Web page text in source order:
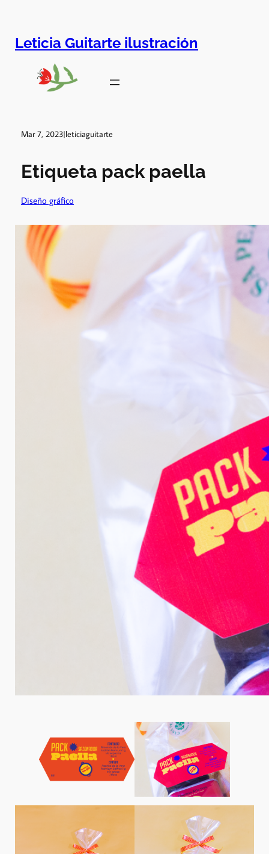
Leticia Guitarte ilustración
Mar 7, 2023|leticiaguitarte
Etiqueta pack paella
Diseño gráfico